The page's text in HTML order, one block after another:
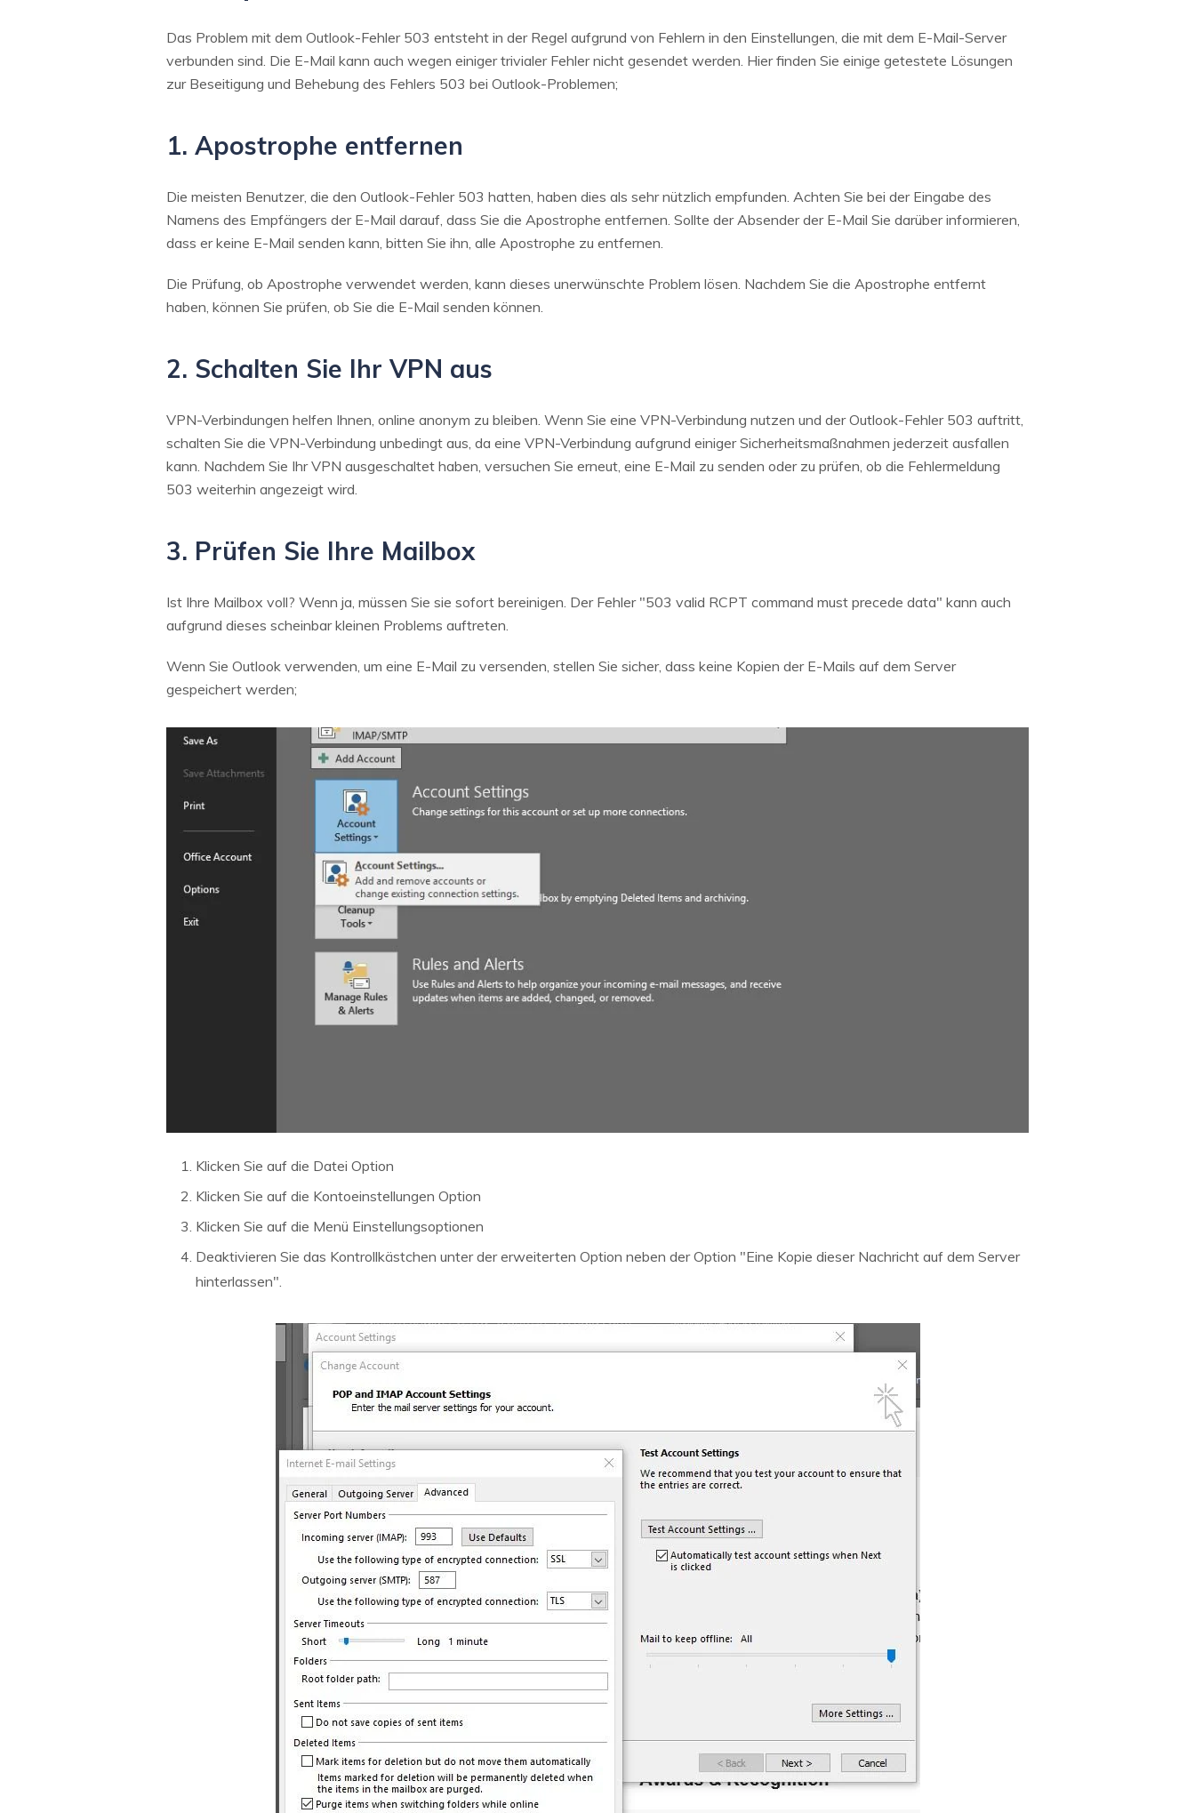
Das Problem mit dem Outlook-Fehler 503 entsteht in der Regel aufgrund von Fehlern in den Einstellungen, die mit dem E-Mail-Server
verbunden sind. Die E-Mail kann auch wegen einiger trivialer Fehler nicht gesendet werden. Hier finden Sie einige getestete Lösungen
zur Beseitigung und Behebung des Fehlers 503 bei Outlook-Problemen;
1. Apostrophe entfernen
Die meisten Benutzer, die den Outlook-Fehler 503 hatten, haben dies als sehr nützlich empfunden. Achten Sie bei der Eingabe des
Namens des Empfängers der E-Mail darauf, dass Sie die Apostrophe entfernen. Sollte der Absender der E-Mail Sie darüber informieren,
dass er keine E-Mail senden kann, bitten Sie ihn, alle Apostrophe zu entfernen.
Die Prüfung, ob Apostrophe verwendet werden, kann dieses unerwünschte Problem lösen. Nachdem Sie die Apostrophe entfernt
haben, können Sie prüfen, ob Sie die E-Mail senden können.
2. Schalten Sie Ihr VPN aus
VPN-Verbindungen helfen Ihnen, online anonym zu bleiben. Wenn Sie eine VPN-Verbindung nutzen und der Outlook-Fehler 503 auftritt,
schalten Sie die VPN-Verbindung unbedingt aus, da eine VPN-Verbindung aufgrund einiger Sicherheitsmaßnahmen jederzeit ausfallen
kann. Nachdem Sie Ihr VPN ausgeschaltet haben, versuchen Sie erneut, eine E-Mail zu senden oder zu prüfen, ob die Fehlermeldung
503 weiterhin angezeigt wird.
3. Prüfen Sie Ihre Mailbox
Ist Ihre Mailbox voll? Wenn ja, müssen Sie sie sofort bereinigen. Der Fehler "503 valid RCPT command must precede data" kann auch
aufgrund dieses scheinbar kleinen Problems auftreten.
Wenn Sie Outlook verwenden, um eine E-Mail zu versenden, stellen Sie sicher, dass keine Kopien der E-Mails auf dem Server
gespeichert werden;
Klicken Sie auf die Datei Option
Klicken Sie auf die Kontoeinstellungen Option
Klicken Sie auf die Menü Einstellungsoptionen
Deaktivieren Sie das Kontrollkästchen unter der erweiterten Option neben der Option "Eine Kopie dieser Nachricht auf dem Server
hinterlassen".